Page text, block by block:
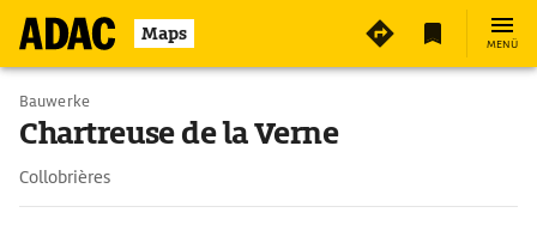
Maps MENÜ
Bauwerke
Chartreuse de la Verne
Collobrières